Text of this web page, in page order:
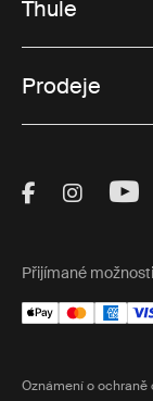
Thule
Prodeje
Visit Thule
Visit
Přijímané
Oznámení o ochraně